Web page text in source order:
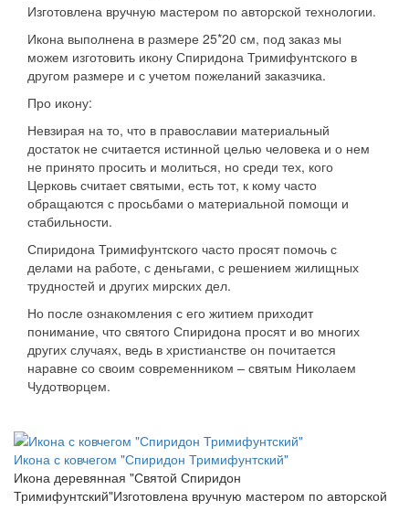
Изготовлена вручную мастером по авторской технологии.
Икона выполнена в размере 25*20 см, под заказ мы
можем изготовить икону Спиридона Тримифунтского в
другом размере и с учетом пожеланий заказчика.
Про икону:
Невзирая на то, что в православии материальный
достаток не считается истинной целью человека и о нем
не принято просить и молиться, но среди тех, кого
Церковь считает святыми, есть тот, к кому часто
обращаются с просьбами о материальной помощи и
стабильности.
Спиридона Тримифунтского часто просят помочь с
делами на работе, с деньгами, с решением жилищных
трудностей и других мирских дел.
Но после ознакомления с его житием приходит
понимание, что святого Спиридона просят и во многих
других случаях, ведь в христианстве он почитается
наравне со своим современником – святым Николаем
Чудотворцем.
Икона с ковчегом "Спиридон Тримифунтский"
Икона деревянная "Святой Спиридон
Тримифунтский"Изготовлена вручную мастером по авторской